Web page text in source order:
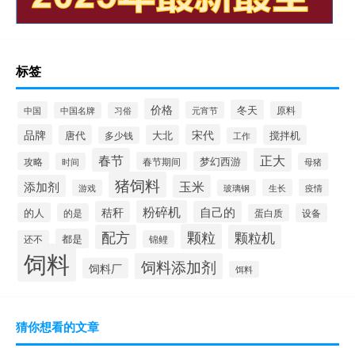
标签
中国 中国名牌 习俗 价格 元宵节 冬天 原料
品牌 唐代 多少钱 大北 宋代 工作 搅拌机
攻略 时间 春节 春节期间 梦幻西游 正大 母猪
添加剂 游戏 猪饲料 玉米 玻璃钢 生长 疫情
的人 的是 秸秆 粉碎机 自己的 蛋白质 设备
还不 都是 配方 锦鲤 颗粒 颗粒机
饲料 饲料厂 饲料添加剂 饵料
猜你想看的文章